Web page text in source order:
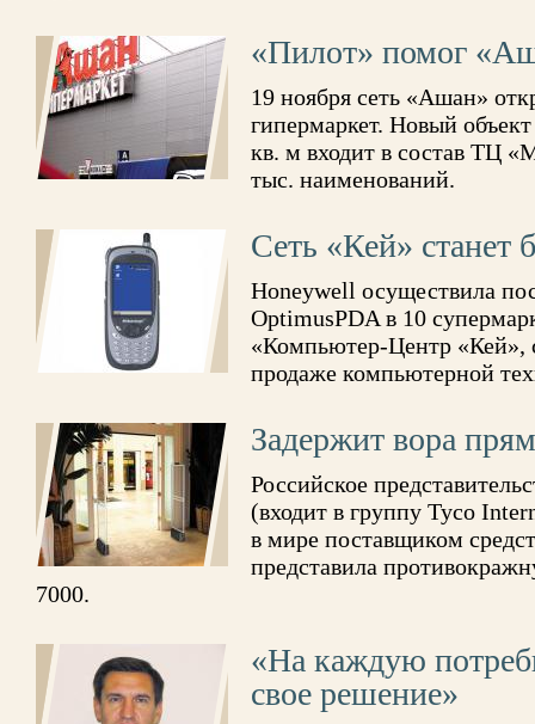
«Пилот» помог
19 ноября сеть «Ашан»
гипермаркет. Новый
кв. м входит в состав ТЦ
тыс. наименований.
Сеть «Кей» станет
Honeywell осуществила
OptimusPDA в 10
«Компьютер-Центр «Кей»,
продаже компьютерной
Задержит вора
Российское
(входит в группу Tyco
в мире поставщиком
представила
7000.
«На каждую
свое решение»